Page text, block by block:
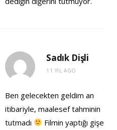
Sadık Dişli
11 YIL AGO
Ben gelecekten geldim an
itibariyle, maalesef tahminin
tutmadı
Filmin yaptığı gişe